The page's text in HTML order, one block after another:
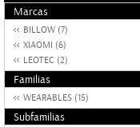
Marcas
BILLOW (7)
XIAOMI (6)
LEOTEC (2)
Familias
WEARABLES (15)
Subfamilias